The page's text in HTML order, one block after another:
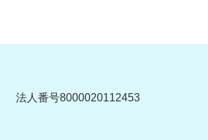
法人番号8000020112453